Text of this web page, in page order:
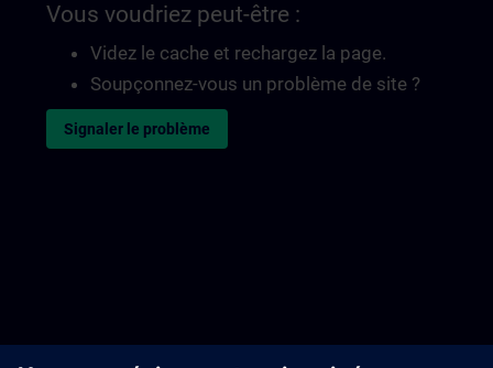
Vous voudriez peut-être :
Videz le cache et rechargez la page.
Soupçonnez-vous un problème de site ?
Signaler le problème